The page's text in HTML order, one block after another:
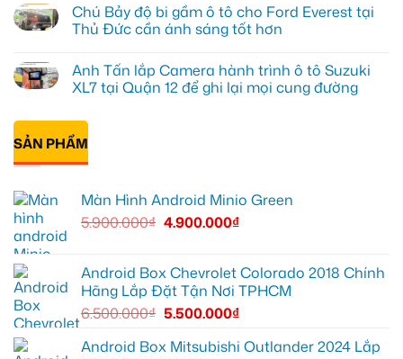
cho
Honda
CR-
Quận
12
lắp
Màn
hình
Minio
Green
cho
Quận
9
vì
thiếu
ích
bình
luận
ở
lắp
Android
box
Quận
1,
nâng
Chú Bảy độ bi gầm ô tô cho Ford Everest tại
Thủ Đức cần ánh sáng tốt hơn
bình
luận
ở
bi
gầm
ô
Ford
Everest
tại
ánh
sáng
tốt
Anh Tấn lắp Camera hành trình ô tô Suzuki
XL7 tại Quận 12 để ghi lại mọi cung đường
có
luận
ở
Anh
Camera
trình
XL7
tại
Quận
để
ghi
mọi
SẢN PHẨM
Màn Hình Android Minio Green
5.900.000₫ 4.900.000₫
Android Box Chevrolet Colorado 2018 Chính
Hãng Lắp Đặt Tận Nơi TPHCM
6.500.000₫ 5.500.000₫
Android Box Mitsubishi Outlander 2024 Lắp